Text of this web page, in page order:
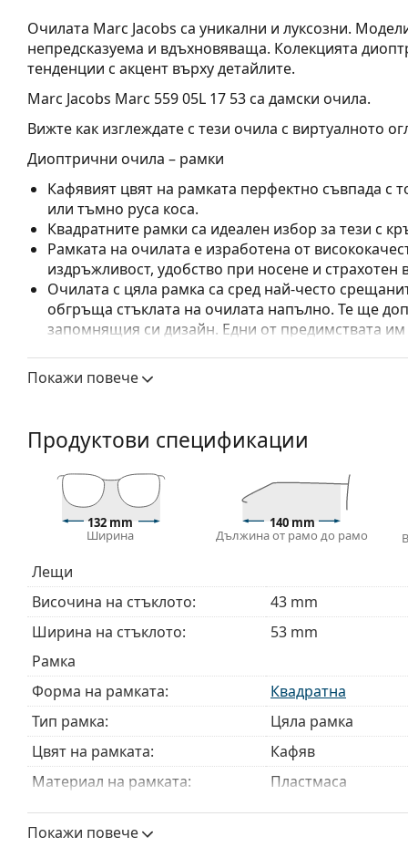
Очилата Marc Jacobs са уникални и луксозни.
непредсказуема и вдъхновяваща. Колекцията
тенденции с акцент върху детайлите.
Marc Jacobs Marc 559 05L 17 53са дамски очила.
Вижте как изглеждате с тези очила с виртуалното
Диоптрични очила – рамки
Кафявият цвят на рамката перфектно съвпада с
или тъмно руса коса.
Квадратните рамки са идеален избор за тези с
Рамката на очилата е изработена от
издръжливост, удобство при носене и страхотен
Очилата с цяла рамка са сред най-често
обгръща стъклата на очилата напълно. Те ще
запомнящия си дизайн. Едни от предимствата
Флексибилните панти осигуряват на рамената
правилна форма по-дълго.
Аксесоари
Доставяме диоптричните очила в оригиналния
или торбичката и дизайнът могат да варират.
Кърпичката за почистване, доставяна с
модели могат да бъдат доставяни с торбичка от
Разгледайте пълната ни гама
ръководство за очила, ако имате нужда от помощ с
Това е медицинско устройство. Прочетете
Покажи повече
Продуктови спецификации
132 mm
Ширина
140 mm
Дължина от рамо до рамо
Лещи
Височина на стъклото:
43 mm
Ширина на стъклото:
53 mm
Рамка
Форма на рамката:
Квадратна
Тип рамка:
Цяла рамка
Цвят на рамката:
Кафяв
Материал на рамката:
Пластмаса
Размер:
M
Ширина:
Покажи повече